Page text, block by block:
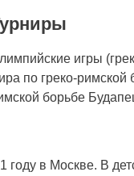
игры
по греко-
борьбе
в Москве. В